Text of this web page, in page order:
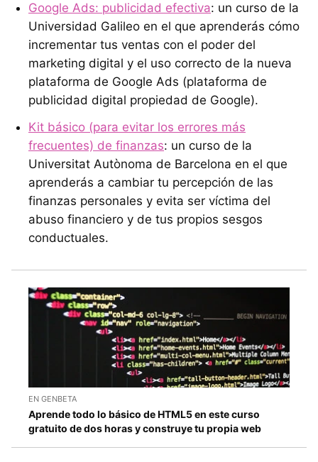
Google Ads: publicidad efectiva: un curso de la
Universidad Galileo en el que aprenderás cómo
incrementar tus ventas con el poder del
marketing digital y el uso correcto de la nueva
plataforma de Google Ads (plataforma de
publicidad digital propiedad de Google).
Kit básico (para evitar los errores más
frecuentes) de finanzas: un curso de la
Universitat Autònoma de Barcelona en el que
aprenderás a cambiar tu percepción de las
finanzas personales y evita ser víctima del
abuso financiero y de tus propios sesgos
conductuales.
EN GENBETA
Aprende todo lo básico de HTML5 en este curso
gratuito de dos horas y construye tu propia web